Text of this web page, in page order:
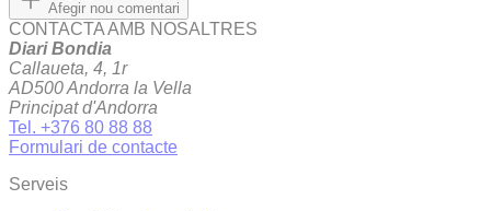
Afegir nou comentari
CONTACTA AMB NOSALTRES
Diari Bondia
Callaueta, 4, 1r
AD500 Andorra la Vella
Principat d'Andorra
Tel. +376 80 88 88
Formulari de contacte
Serveis